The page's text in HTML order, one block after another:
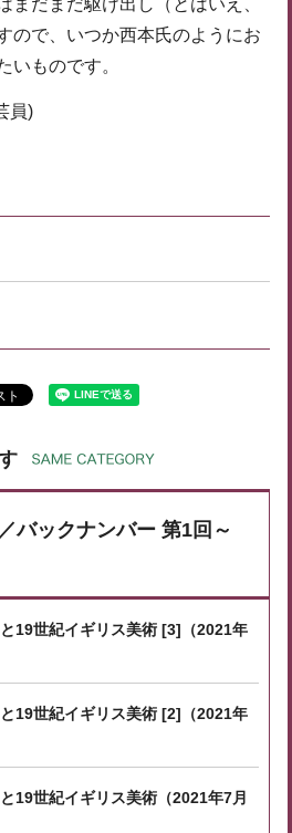
まだまだ駆け出し（とはいえ、
ので、いつか西本氏のようにお
いものです。
員)
バックナンバー 第1回～
19世紀イギリス美術 [3]（2021年
19世紀イギリス美術 [2]（2021年
19世紀イギリス美術（2021年7月